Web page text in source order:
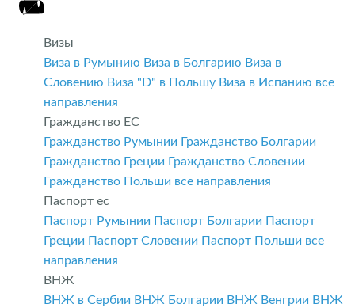
Визы
Виза в Румынию Виза в Болгарию Виза в
Словению Виза "D" в Польшу Виза в Испанию все
направления
Гражданство ЕС
Гражданство Румынии Гражданство Болгарии
Гражданство Греции Гражданство Словении
Гражданство Польши все направления
Паспорт ес
Паспорт Румынии Паспорт Болгарии Паспорт
Греции Паспорт Словении Паспорт Польши все
направления
ВНЖ
ВНЖ в Сербии ВНЖ Болгарии ВНЖ Венгрии ВНЖ